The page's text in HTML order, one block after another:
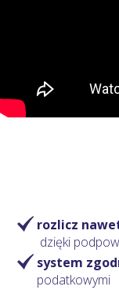
rozlicz
dzięki
system
podatkowymi